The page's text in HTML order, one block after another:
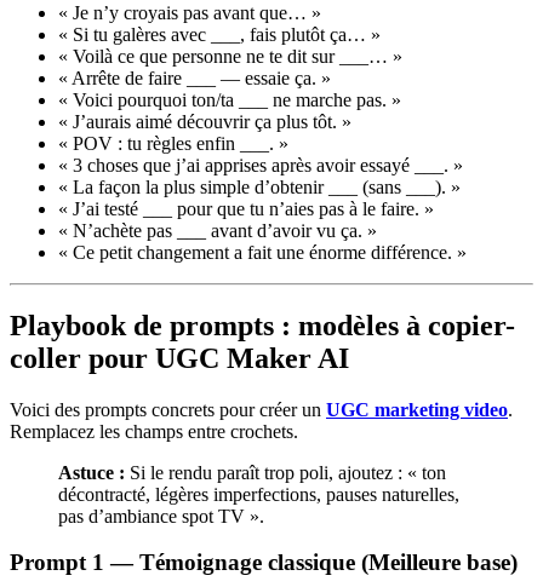
« Je n’y croyais pas avant que… »
« Si tu galères avec ___, fais plutôt ça… »
« Voilà ce que personne ne te dit sur ___… »
« Arrête de faire ___ — essaie ça. »
« Voici pourquoi ton/ta ___ ne marche pas. »
« J’aurais aimé découvrir ça plus tôt. »
« POV : tu règles enfin ___. »
« 3 choses que j’ai apprises après avoir essayé ___. »
« La façon la plus simple d’obtenir ___ (sans ___). »
« J’ai testé ___ pour que tu n’aies pas à le faire. »
« N’achète pas ___ avant d’avoir vu ça. »
« Ce petit changement a fait une énorme différence. »
Playbook de prompts : modèles à copier-
coller pour UGC Maker AI
Voici des prompts concrets pour créer un UGC marketing video.
Remplacez les champs entre crochets.
Astuce : Si le rendu paraît trop poli, ajoutez : « ton
décontracté, légères imperfections, pauses naturelles,
pas d’ambiance spot TV ».
Prompt 1 — Témoignage classique (Meilleure base)